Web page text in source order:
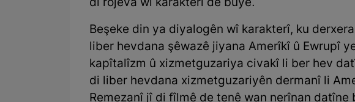
di rojeva wî karakterî de bûye.
Beşeke din ya diyalogên wî karakterî, ku
liber hevdana şêwazê jiyana Amerîkî û Ewrupî
kapîtalîzm û xizmetguzariya civakî li ber hev
di liber hevdana xizmetguzariyên dermanî li
Remezanî jî di fîlmê de tenê wan nerînan